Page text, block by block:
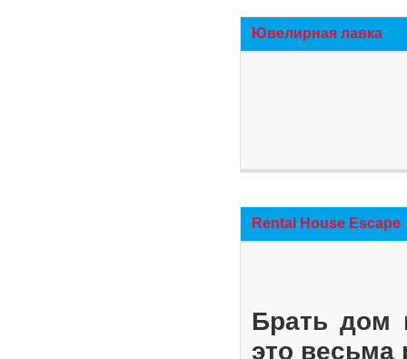
Ювелирная лавка
Rental House Escape
Брать дом
это весьма